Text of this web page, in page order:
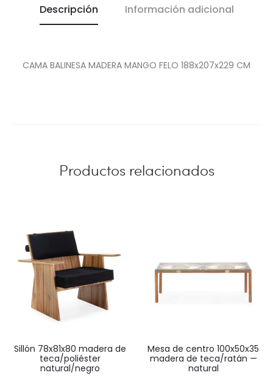
Descripción Información adicional
CAMA BALINESA MADERA MANGO FELO 188x207x229 CM
Productos relacionados
sillón 78x81x80 madera de
teca/poliéster
natural/negro
mesa de centro 100x50x35
madera de teca/ratán —
natural